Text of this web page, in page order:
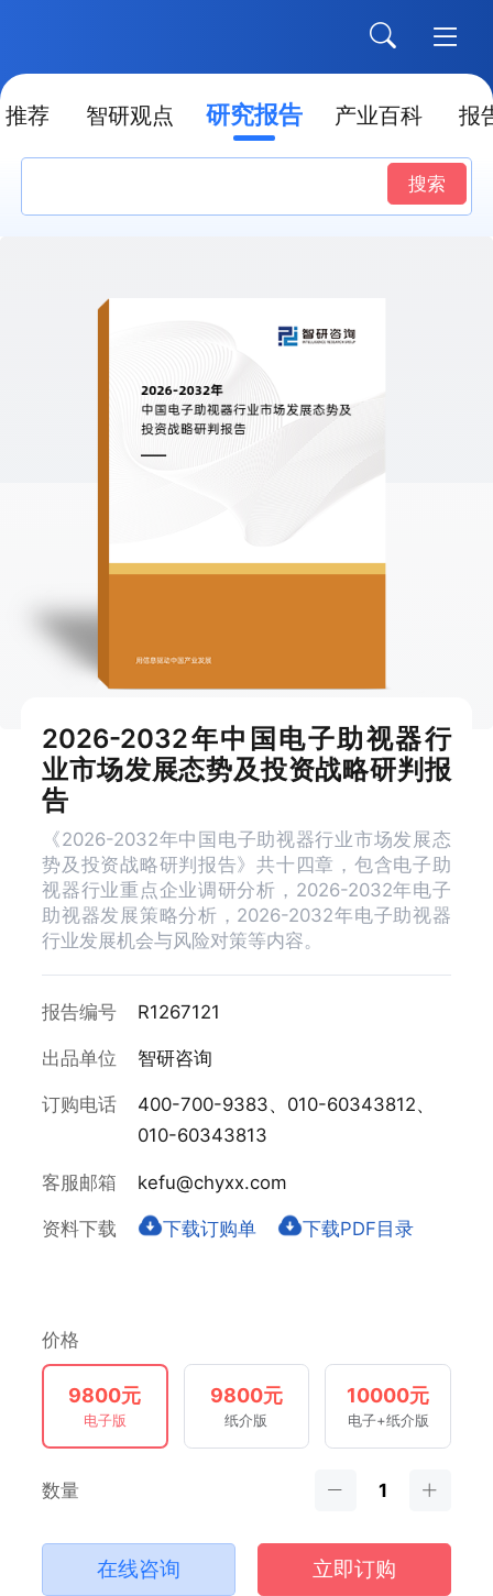
推荐 智研观点 研究报告 产业百科 报
搜索
2026-2032年中国电子助视器行
业市场发展态势及投资战略研判报
告
《2026-2032年中国电子助视器行业市场发展态
势及投资战略研判报告》共十四章，包含电子助
视器行业重点企业调研分析，2026-2032年电子
助视器发展策略分析，2026-2032年电子助视器
行业发展机会与风险对策等内容。
报告编号 R1267121
出品单位 智研咨询
订购电话
400-700-9383、010-60343812、
010-60343813
客服邮箱 kefu@chyxx.com
资料下载 下载订购单 下载PDF目录
价格
9800元
电子版
9800元
纸介版
10000元
电子+纸介版
数量
在线咨询 立即订购